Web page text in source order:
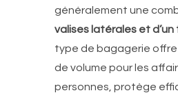
généralement une
valises latérales et
type de bagagerie
de volume pour les
personnes, protège